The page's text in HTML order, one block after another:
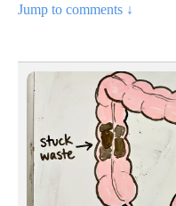
Jump to comments ↓